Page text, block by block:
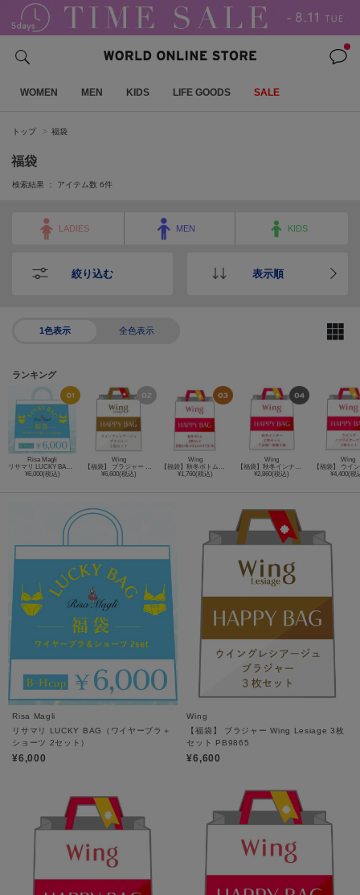
WOMEN MEN KIDS LIFE GOODS SALE
トップ 福袋
福袋
検索結果 ： アイテム数 6件
LADIES MEN KIDS
絞り込む 表示順
1色表示 全色表示
ランキング
Risa Magli
¥6,000(税込)
Wing
¥6,600(税込)
Wing
¥1,760(税込)
Wing
¥2,860(税込)
Wing
¥4,400(税
Risa Magli
リサマリ LUCKY BAG（ワイヤーブラ＋
ショーツ 2セット）
¥6,000
Wing
【福袋】 ブラジャー Wing Lesiage 3枚
セット PB9865
¥6,600